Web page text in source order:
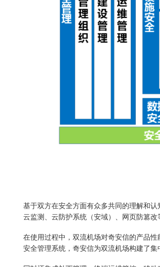
基于双方在安全方面有众多共同的理解和
云监测、云防护系统（安域）、网页防篡改
在使用过程中，双流机场对奇安信的产品
安全管理系统，奇安信为双流机场构建了集